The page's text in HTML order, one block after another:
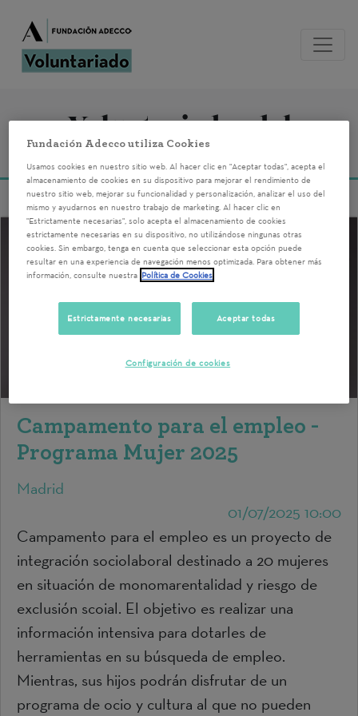
Voluntariados del
01/07/2025
Campamento para el empleo -
Programa Mujer 2025
Madrid
01/07/2025 10:00
Campamento para el empleo es un proyecto de
integración sociolaboral destinado a 20 mujeres
en situación de monomarentalidad y riesgo de
exclusión scoial. El objetivo es realizar una
información intensiva para dotarles de
herramientas en su búsqueda de empleo.
Mientras, sus hijos podrán disfrutar de un
programa de ocio y cultura al que no pueden
Fundación Adecco utiliza Cookies
Usamos cookies en nuestro sitio web. Al hacer clic en "Aceptar todas", acepta el
almacenamiento de cookies en su dispositivo para mejorar el rendimiento de
nuestro sitio web, mejorar su funcionalidad y personalización, analizar el uso del
mismo y ayudarnos en nuestro trabajo de marketing. Al hacer clic en
"Estrictamente necesarias", solo acepta el almacenamiento de cookies
estrictamente necesarias en su dispositivo, no utilizándose ningunas otras
cookies. Sin embargo, tenga en cuenta que seleccionar esta opción puede
resultar en una experiencia de navegación menos optimizada. Para obtener más
información, consulte nuestra Política de Cookies
Estrictamente necesarias Aceptar todas
Configuración de cookies